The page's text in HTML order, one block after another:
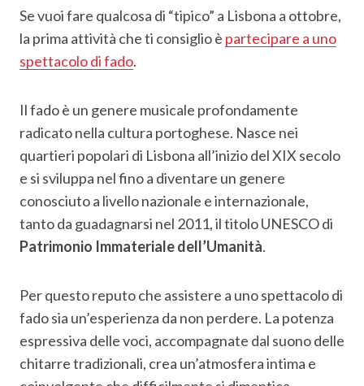
Se vuoi fare qualcosa di “tipico” a Lisbona a ottobre,
la prima attività che ti consiglio è partecipare a uno
spettacolo di fado.
Il fado è un genere musicale profondamente
radicato nella cultura portoghese. Nasce nei
quartieri popolari di Lisbona all’inizio del XIX secolo
e si sviluppa nel fino a diventare un genere
conosciuto a livello nazionale e internazionale,
tanto da guadagnarsi nel 2011, il titolo UNESCO di
Patrimonio Immateriale dell’Umanità.
Per questo reputo che assistere a uno spettacolo di
fado sia un’esperienza da non perdere. La potenza
espressiva delle voci, accompagnate dal suono delle
chitarre tradizionali, crea un’atmosfera intima e